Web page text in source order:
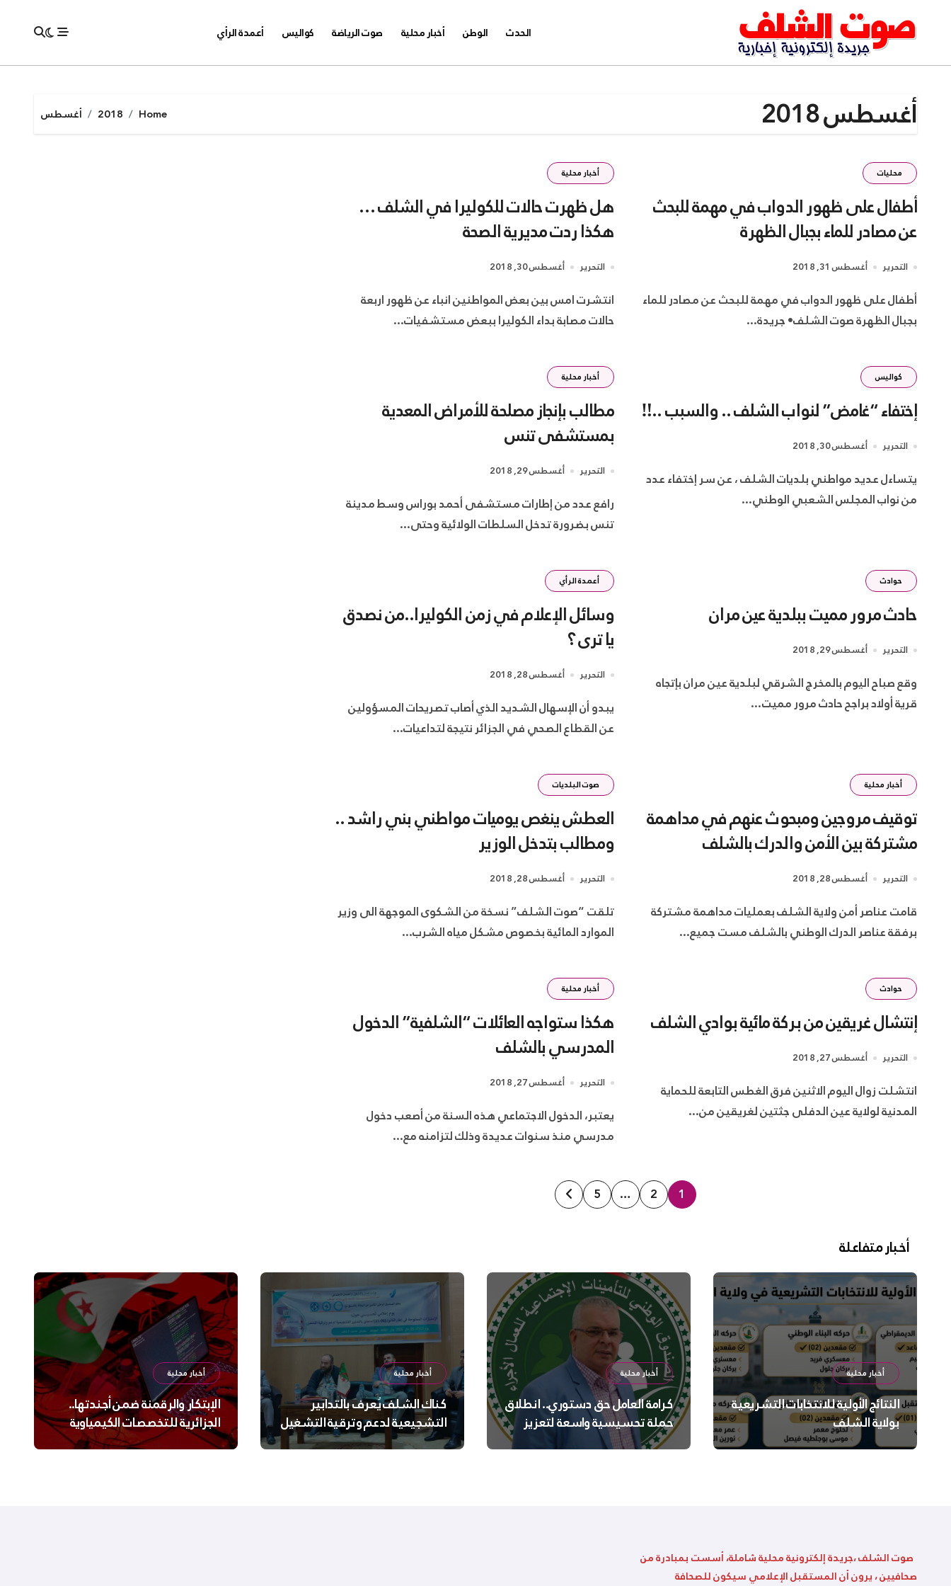
content
الحدث الوطن أخبار محلية صوت الرياضة كواليس أعمدة الرأي
أغسطس 2018 Home
2018 أغسطس
محليات
أطفال على ظهور الدواب في مهمة للبحث
عن مصادر للماء بجبال الظهرة
التحرير أغسطس 31, 2018
أطفال على ظهور الدواب في مهمة للبحث عن مصادر للماء
بجبال الظهرة صوت الشلف• جريدة...
أخبار محلية
هل ظهرت حالات للكوليرا في الشلف …
هكذا ردت مديرية الصحة
التحرير أغسطس 30, 2018
انتشرت امس بين بعض المواطنين انباء عن ظهور اربعة
حالات مصابة بداء الكوليرا ببعض مستشفيات...
كواليس
إختفاء “غامض” لنواب الشلف .. والسبب ..‼
التحرير أغسطس 30, 2018
يتساءل عديد مواطني بلديات الشلف ، عن سر إختفاء عدد
من نواب المجلس الشعبي الوطني...
أخبار محلية
مطالب بإنجاز مصلحة للأمراض المعدية
بمستشفى تنس
التحرير أغسطس 29, 2018
رافع عدد من إطارات مستشفى أحمد بوراس وسط مدينة
تنس بضرورة تدخل السلطات الولائية وحتى...
حوادث
حادث مرور مميت ببلدية عين مران
التحرير أغسطس 29, 2018
وقع صباح اليوم بالمخرج الشرقي لبلدية عين مران بإتجاه
قرية أولاد براجح حادث مرور مميت...
أعمدة الرأي
وسائل الإعلام في زمن الكوليرا..من نصدق
يا ترى ؟
التحرير أغسطس 28, 2018
يبدو أن الإسهال الشديد الذي أصاب تصريحات المسؤولين
عن القطاع الصحي في الجزائر نتيجة لتداعيات...
أخبار محلية
توقيف مروجين ومبحوث عنهم في مداهمة
مشتركة بين الأمن والدرك بالشلف
التحرير أغسطس 28, 2018
قامت عناصر أمن ولاية الشلف بعمليات مداهمة مشتركة
برفقة عناصر الدرك الوطني بالشلف مست جميع...
صوت البلديات
العطش ينغص يوميات مواطني بني راشد ..
ومطالب بتدخل الوزير
التحرير أغسطس 28, 2018
تلقت “صوت الشلف” نسخة من الشكوى الموجهة الى وزير
الموارد المائية بخصوص مشكل مياه الشرب...
حوادث
إنتشال غريقين من بركة مائية بوادي الشلف
التحرير أغسطس 27, 2018
انتشلت زوال اليوم الاثنين فرق الغطس التابعة للحماية
المدنية لولاية عين الدفلى جثتين لغريقين من...
أخبار محلية
هكذا ستواجه العائلات “الشلفية” الدخول
المدرسي بالشلف
التحرير أغسطس 27, 2018
يعتبر، الدخول الاجتماعي هذه السنة من أصعب دخول
مدرسي منذ سنوات عديدة وذلك لتزامنه مع...
تعدد
1
2
…
5
أخبار متفاعلة
أخبار محلية
النتائج الأولية للانتخابات التشريعية
بولاية الشلف
أخبار محلية
كرامة العامل حق دستوري.. انطلاق
حملة تحسيسية واسعة لتعزيز
السلامة الجسدية والنفسية
أخبار محلية
كناك الشلف يُعرف بالتدابير
التشجيعية لدعم وترقية التشغيل
أخبار محلية
الإبتكار والرقمنة ضمن أجندتها..
الجزائرية للتخصصات الكيمياوية
ترعى تحدي الإبتكار الجزائري
صوت الشلف ،جريدة إلكترونية محلية شاملة، أسست بمبادرة من
صحافيين ، يرون أن المستقبل الإعلامي سيكون للصحافة